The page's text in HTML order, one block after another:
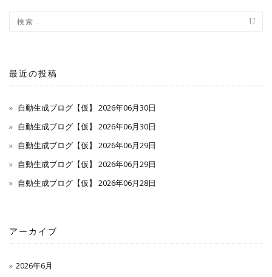
ナ
ゲ
ー
シ
ョ
ン
最近の投稿
自動生成ブログ【仮】 2026年06月30日
自動生成ブログ【仮】 2026年06月30日
自動生成ブログ【仮】 2026年06月29日
自動生成ブログ【仮】 2026年06月29日
自動生成ブログ【仮】 2026年06月28日
アーカイブ
2026年6月